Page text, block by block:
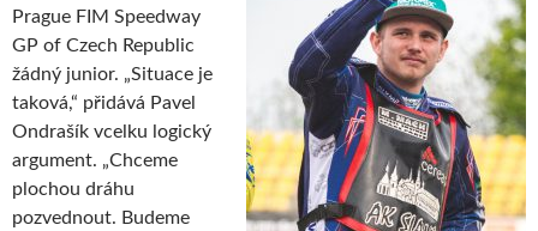
Prague FIM Speedway
GP of Czech Republic
žádný junior. „Situace je
taková,“ přidává Pavel
Ondrašík vcelku logický
argument. „Chceme
plochou dráhu
pozvednout. Budeme